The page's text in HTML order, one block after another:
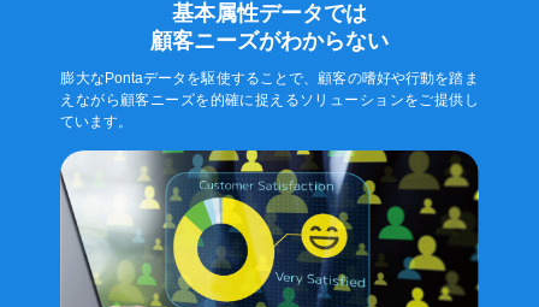
基本属性データでは
顧客ニーズがわからない
膨大なPontaデータを駆使することで、顧客の嗜好や行動を踏ま
えながら顧客ニーズを的確に捉えるソリューションをご提供し
ています。